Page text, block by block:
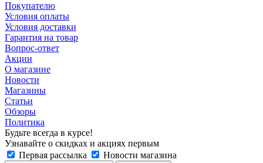
Покупателю
Условия оплаты
Условия доставки
Гарантия на товар
Вопрос-ответ
Акции
О магазине
Новости
Магазины
Статьи
Обзоры
Политика
Будьте всегда в курсе!
Узнавайте о скидках и акциях первым
Первая рассылка
Новости магазина